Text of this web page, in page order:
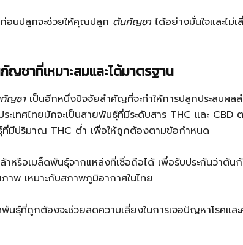
ก่อนปลูกจะช่วยให้คุณปลูก ต้นกัญชาได้อย่างมั่นใจและไม่
ญชาที่เหมาะสมและได้มาตรฐาน
ญชาเป็นอีกหนึ่งปัจจัยสำคัญที่จะทำให้การปลูกประสบผล
ระเทศไทยมักจะเป็นสายพันธุ์ที่มีระดับสาร THC และ
ที่มีปริมาณ THC ต่ำ เพื่อให้ถูกต้องตามข้อกำหนด
หรือเมล็ดพันธุ์จากแหล่งที่เชื่อถือได้ เพื่อรับประกันว่าต้น
าพ เหมาะกับสภาพภูมิอากาศในไทย
นธุ์ที่ถูกต้องจะช่วยลดความเสี่ยงในการเจอปัญหาโรคแล